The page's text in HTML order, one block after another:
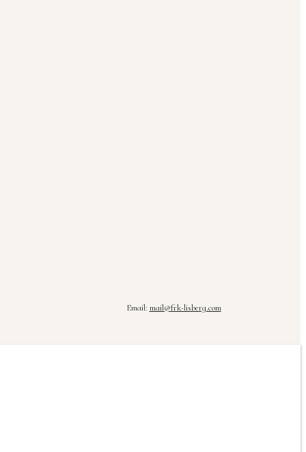
Email: mail@frk-lisberg.com